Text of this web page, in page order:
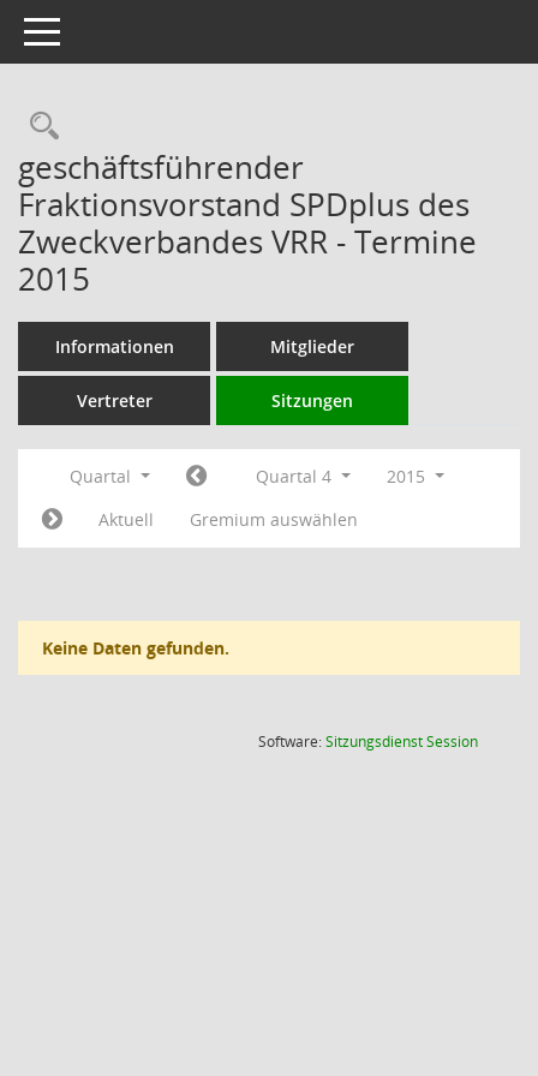
Toggle navigation
Rechercheauswahl
geschäftsführender
Fraktionsvorstand SPDplus des
Zweckverbandes VRR - Termine
2015
Informationen Mitglieder
Vertreter Sitzungen
Quartal Quartal 4
2015
Aktuell
Gremium auswählen
Keine Daten gefunden.
Software:SitzungsdienstSession(Wird in